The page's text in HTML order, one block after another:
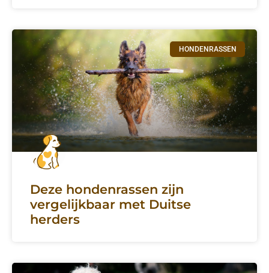
HONDENRASSEN
Deze hondenrassen zijn
vergelijkbaar met Duitse
herders